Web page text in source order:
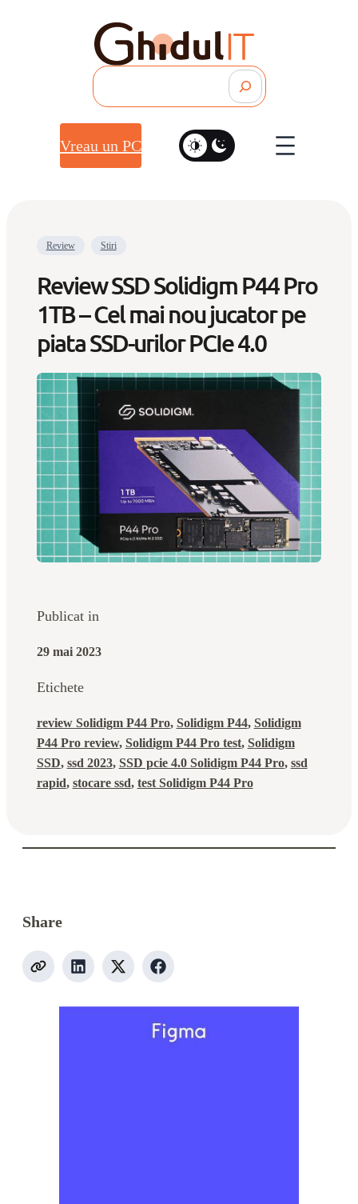
Vreau un PC
Review Stiri
Review SSD Solidigm P44 Pro
1TB – Cel mai nou jucator pe
piata SSD-urilor PCIe 4.0
Publicat in
29 mai 2023
Etichete
review Solidigm P44 Pro, Solidigm P44, Solidigm
P44 Pro review, Solidigm P44 Pro test, Solidigm
SSD, ssd 2023, SSD pcie 4.0 Solidigm P44 Pro, ssd
rapid, stocare ssd, test Solidigm P44 Pro
Share